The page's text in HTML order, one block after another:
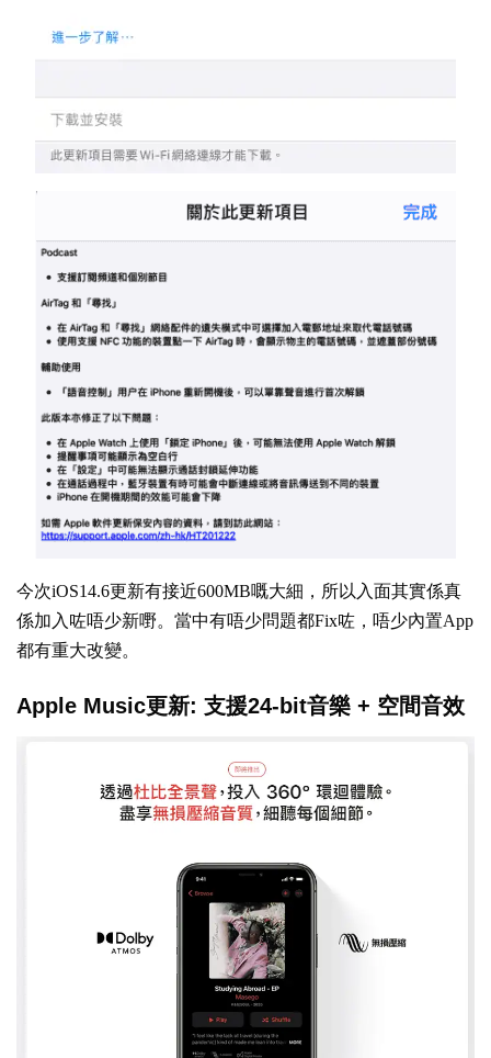
今次iOS14.6更新有接近600MB嘅大細，所以入面其實係真
係加入咗唔少新嘢。當中有唔少問題都Fix咗，唔少內置App
都有重大改變。
Apple Music更新: 支援24-bit音樂 + 空間音效